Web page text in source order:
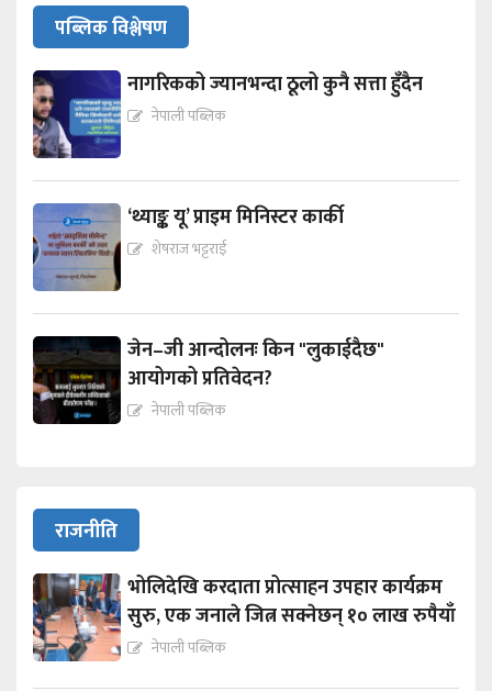
पब्लिक विश्लेषण
नागरिकको ज्यानभन्दा ठूलो कुनै सत्ता हुँदैन
नेपाली पब्लिक
‘थ्याङ्क यू’ प्राइम मिनिस्टर कार्की
शेषराज भट्टराई
जेन–जी आन्दोलनः किन "लुकाईदैछ"
आयोगको प्रतिवेदन?
नेपाली पब्लिक
राजनीति
भोलिदेखि करदाता प्रोत्साहन उपहार कार्यक्रम
सुरु, एक जनाले जित्न सक्नेछन् १० लाख रुपैयाँ
नेपाली पब्लिक